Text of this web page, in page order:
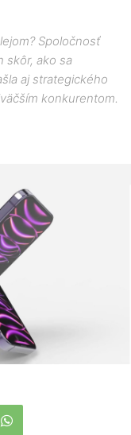
Spoločnosť
skôr, ako sa
aj strategického
konkurentom.